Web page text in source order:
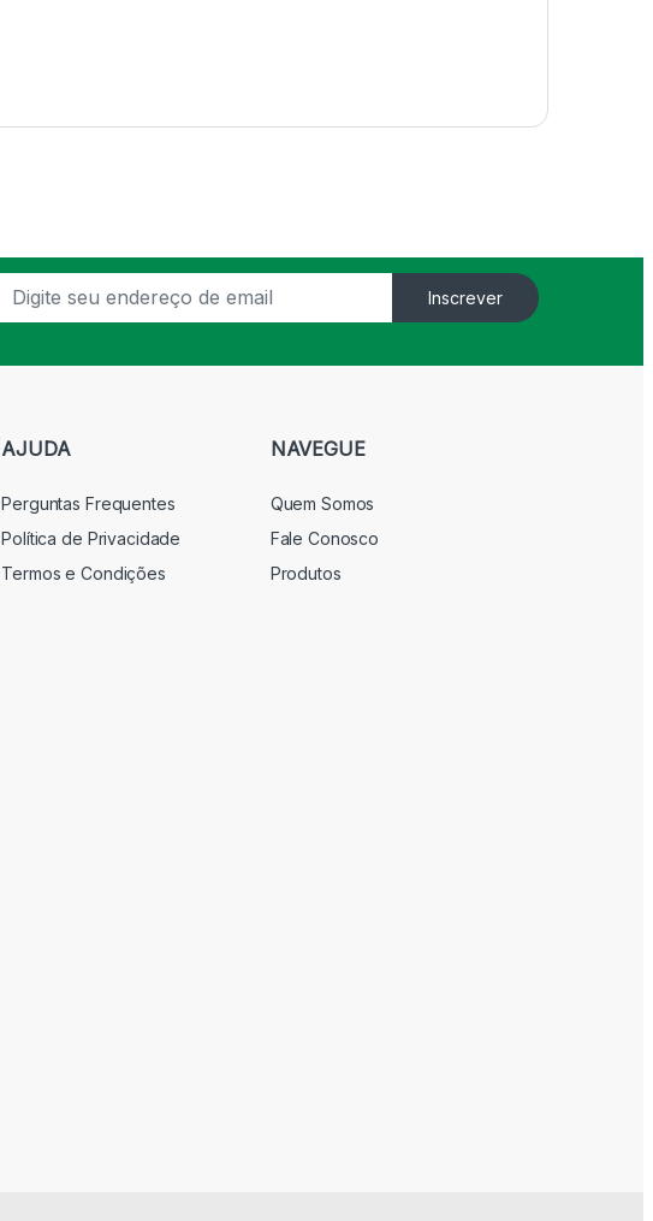
Inscrever
AJUDA
Perguntas Frequentes
Política de Privacidade
Termos e Condições
NAVEGUE
Quem Somos
Fale Conosco
Produtos